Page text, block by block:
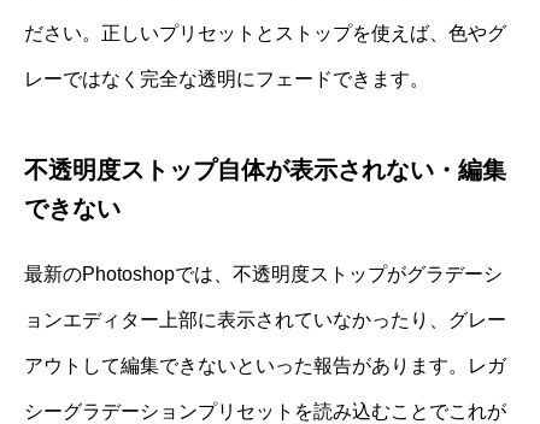
ださい。正しいプリセットとストップを使えば、色やグ
レーではなく完全な透明にフェードできます。
不透明度ストップ自体が表示されない・編集
できない
最新のPhotoshopでは、不透明度ストップがグラデーシ
ョンエディター上部に表示されていなかったり、グレー
アウトして編集できないといった報告があります。レガ
シーグラデーションプリセットを読み込むことでこれが